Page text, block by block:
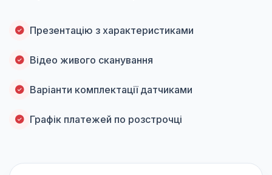
Презентацію з характеристиками
Відео живого сканування
Варіанти комплектації датчиками
Графік платежей по розстрочці